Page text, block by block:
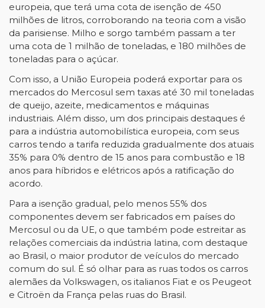
europeia, que terá uma cota de isenção de 450
milhões de litros, corroborando na teoria com a visão
da parisiense. Milho e sorgo também passam a ter
uma cota de 1 milhão de toneladas, e 180 milhões de
toneladas para o açúcar.
Com isso, a União Europeia poderá exportar para os
mercados do Mercosul sem taxas até 30 mil toneladas
de queijo, azeite, medicamentos e máquinas
industriais. Além disso, um dos principais destaques é
para a indústria automobilística europeia, com seus
carros tendo a tarifa reduzida gradualmente dos atuais
35% para 0% dentro de 15 anos para combustão e 18
anos para híbridos e elétricos após a ratificação do
acordo.
Para a isenção gradual, pelo menos 55% dos
componentes devem ser fabricados em países do
Mercosul ou da UE, o que também pode estreitar as
relações comerciais da indústria latina, com destaque
ao Brasil, o maior produtor de veículos do mercado
comum do sul. É só olhar para as ruas todos os carros
alemães da Volkswagen, os italianos Fiat e os Peugeot
e Citroën da França pelas ruas do Brasil.